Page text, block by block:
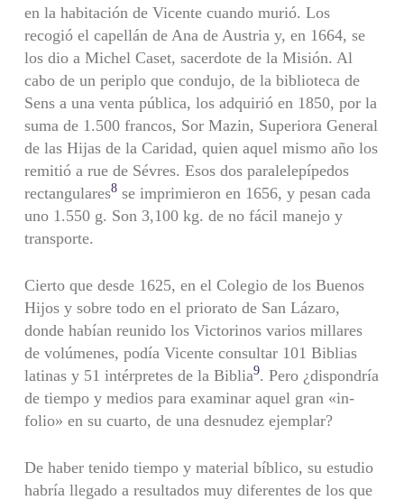
en la habitación de Vicente cuando murió. Los
recogió el capellán de Ana de Austria y, en 1664, se
los dio a Michel Caset, sacerdote de la Misión. Al
cabo de un periplo que condujo, de la biblioteca de
Sens a una venta pública, los adquirió en 1850, por la
suma de 1.500 francos, Sor Mazin, Superiora General
de las Hijas de la Caridad, quien aquel mismo año los
remitió a rue de Sévres. Esos dos paralelepípedos
rectangulares8se imprimieron en 1656, y pesan cada
uno 1.550 g. Son 3,100 kg. de no fácil manejo y
transporte.
Cierto que desde 1625, en el Colegio de los Buenos
Hijos y sobre todo en el priorato de San Lázaro,
donde habían reunido los Victorinos varios millares
de volúmenes, podía Vicente consultar 101 Biblias
latinas y 51 intérpretes de la Biblia9. Pero ¿dispondría
de tiempo y medios para examinar aquel gran «in-
folio» en su cuarto, de una desnudez ejemplar?
De haber tenido tiempo y material bíblico, su estudio
habría llegado a resultados muy diferentes de los que